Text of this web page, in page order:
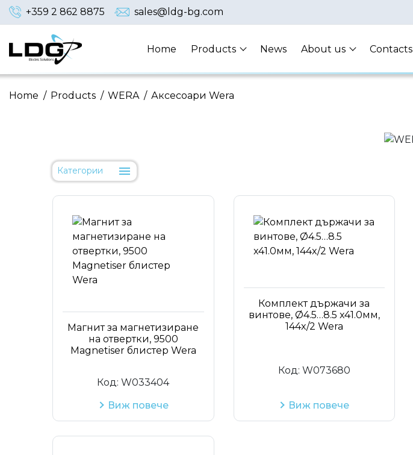
+359 2 862 8875 sales@ldg-bg.com
Home Products News About us Contacts
/
Home /
Products /
WERA Аксесоари Wera
Категории
Магнит за магнетизиране
на отвертки, 9500
Magnetiser блистер Wera
Код:W033404
Виж повече
Комплект държачи за
винтове, Ø4.5…8.5 x41.0мм,
144x/2 Wera
Код: W073680
Виж повече